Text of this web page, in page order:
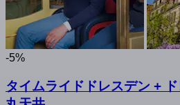
-5%
タイムライドドレスデン +